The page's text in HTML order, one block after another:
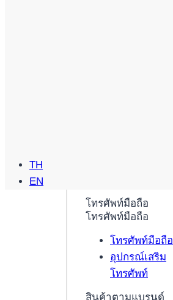
โทรศัพท์มือถือ
โทรศัพท์มือถือ
โทรศัพท์มือถือ
อุปกรณ์เสริม
โทรศัพท์
สินค้าตามแบรนด์
TH
EN